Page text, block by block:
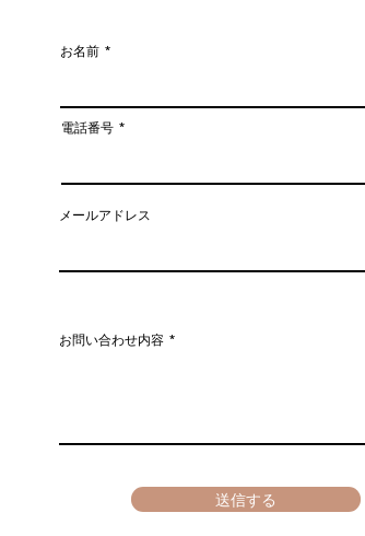
お名前
電話番号
メールアドレス
お問い合わせ内容
送信する